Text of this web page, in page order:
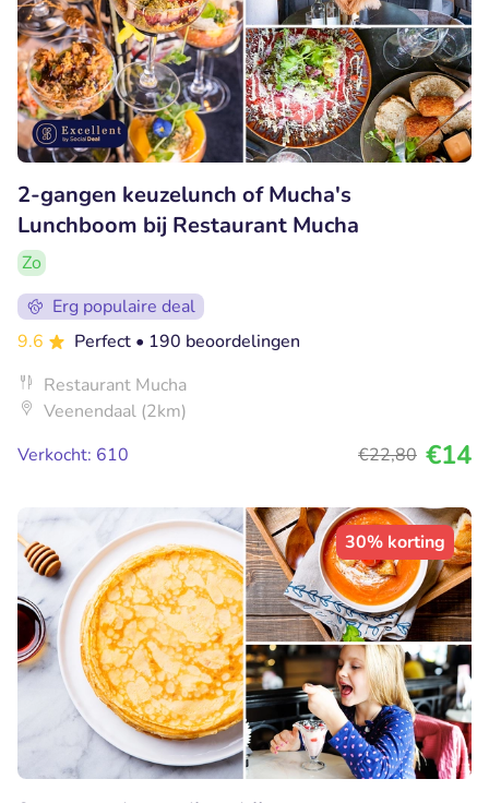
2-gangen keuzelunch of Mucha's
Lunchboom bij Restaurant Mucha
Zo
Erg populaire deal
9.6
Perfect • 190 beoordelingen
Restaurant Mucha
Veenendaal (2km)
Verkocht: 610
€22,80 €14
30% korting